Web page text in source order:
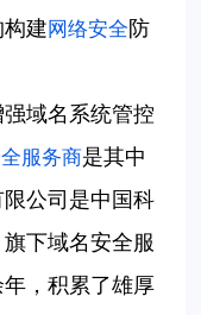
建网络安全 防
域名系统管控
服务商是其中
公司是中国科
下域名安全服
，积累了雄厚